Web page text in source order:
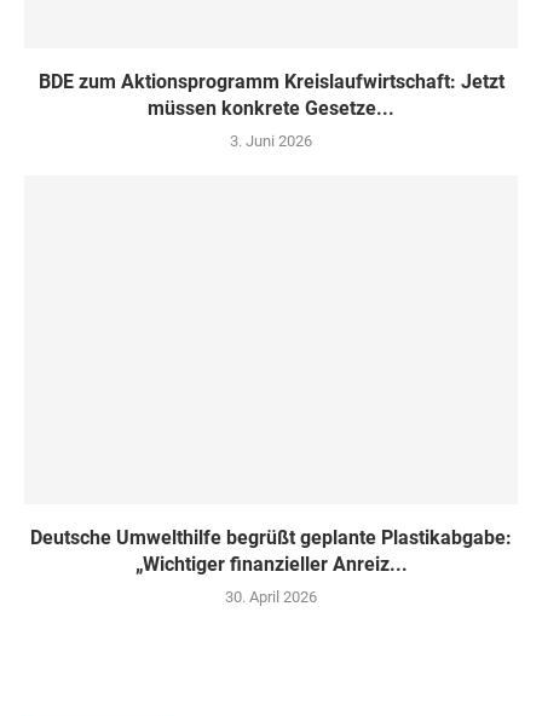
BDE zum Aktionsprogramm Kreislaufwirtschaft: Jetzt
müssen konkrete Gesetze...
3. Juni 2026
Deutsche Umwelthilfe begrüßt geplante Plastikabgabe:
„Wichtiger finanzieller Anreiz...
30. April 2026